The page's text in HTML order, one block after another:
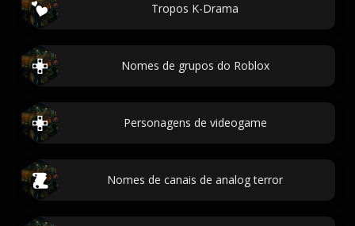
Tropos K-Drama
Nomes de grupos do Roblox
Personagens de videogame
Nomes de canais de analog terror